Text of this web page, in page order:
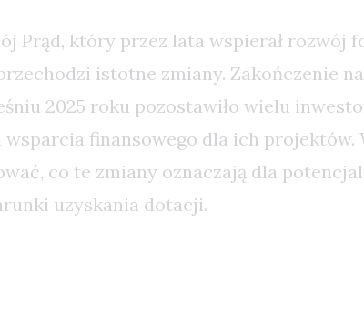
Prąd, który przez lata wspierał rozwój
istotne zmiany. Zakończenie
2025 roku pozostawiło wielu
wsparcia finansowego dla ich
co te zmiany oznaczają dla
uzyskania dotacji.